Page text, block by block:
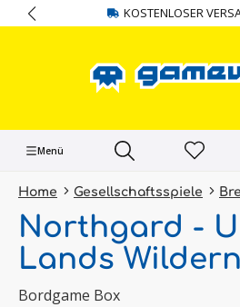
springen KOSTENLOSER
Menü
Home Gesellschaftsspiele
Northgard -
Lands
Bordgame Box